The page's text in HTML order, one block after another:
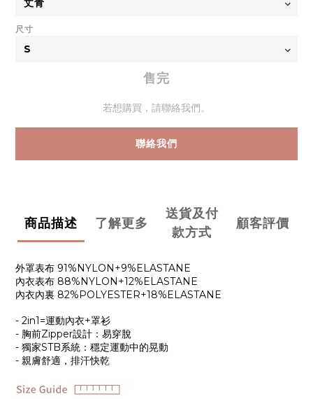
尺寸
售完
若想購買，請聯絡我們。
聯絡我們
商品描述 了解更多
送貨及付
款方式
顧客評價
外罩表布 91%NYLON+9%ELASTANE
內衣表布 88%NYLON+12%ELASTANE
內衣內裏 82%POLYESTER+18%ELASTANE
- 2in1=運動內衣+罩衫
- 胸前Zipper設計：易穿脫
- 獨家STB系統：穩定運動中的晃動
- 親膚舒適，排汗快乾